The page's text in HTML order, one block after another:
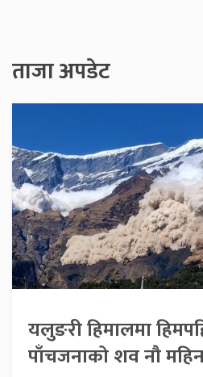
ताजा अपडेट
यलुङरी हिमालमा
पाँचजनाको शव नौ